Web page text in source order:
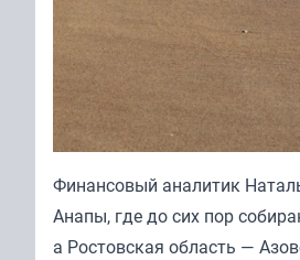
Финансовый аналитик
Анапы, где до сих пор
а Ростовская область —